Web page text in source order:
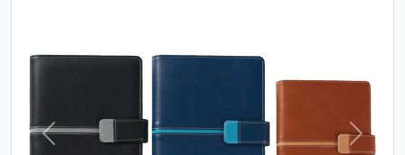
Previous Next